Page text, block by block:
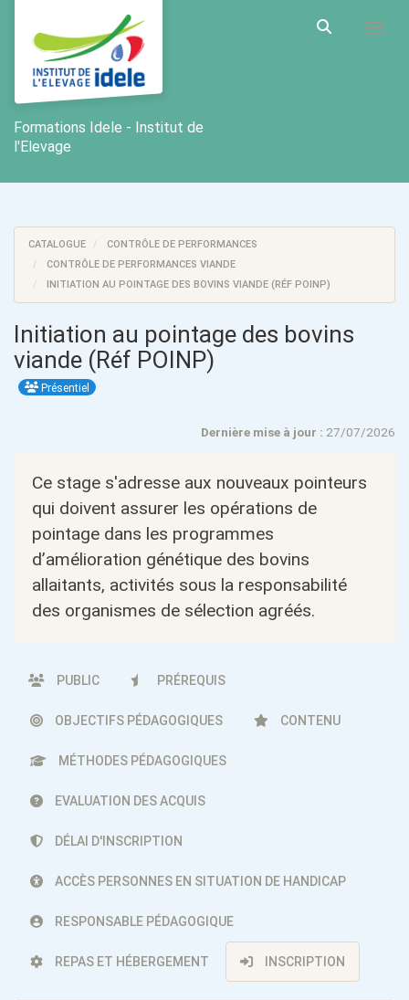
Aller au menu principal
Aller au contenu principal
Personnaliser l'interface
Formations Idele - Institut de
l'Elevage
CATALOGUE
CONTRÔLE DE PERFORMANCES
CONTRÔLE DE PERFORMANCES VIANDE
INITIATION AU POINTAGE DES BOVINS VIANDE (RÉF POINP)
Initiation au pointage des bovins
viande (Réf POINP)
Présentiel
Dernière mise à jour : 27/07/2026
Ce stage s'adresse aux nouveaux pointeurs
qui doivent assurer les opérations de
pointage dans les programmes
d’amélioration génétique des bovins
allaitants, activités sous la responsabilité
des organismes de sélection agréés.
PUBLIC PRÉREQUIS
OBJECTIFS PÉDAGOGIQUES CONTENU
MÉTHODES PÉDAGOGIQUES
EVALUATION DES ACQUIS
DÉLAI D'INSCRIPTION
ACCÈS PERSONNES EN SITUATION DE HANDICAP
RESPONSABLE PÉDAGOGIQUE
REPAS ET HÉBERGEMENT INSCRIPTION